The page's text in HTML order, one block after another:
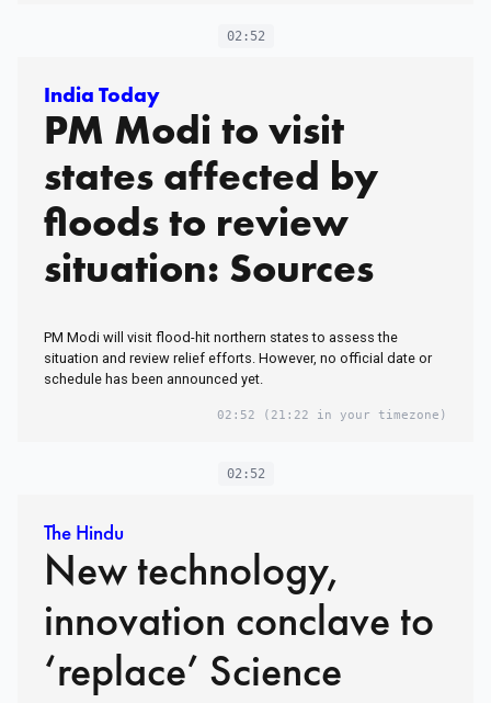
02:52
India Today
PM Modi to visit
states affected by
floods to review
situation: Sources
PM Modi will visit flood-hit northern states to assess the
situation and review relief efforts. However, no official date or
schedule has been announced yet.
02:52 (21:22 in your timezone)
02:52
The Hindu
New technology,
innovation conclave to
‘replace’ Science